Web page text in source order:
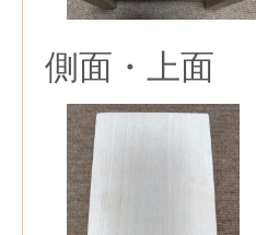
側面・上面